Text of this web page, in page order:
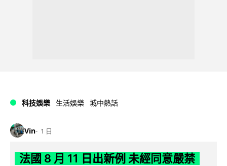
科技娛樂 生活娛樂 城中熱話
Vin 1 日
法國 8 月 11 日出新例 未經同意嚴禁